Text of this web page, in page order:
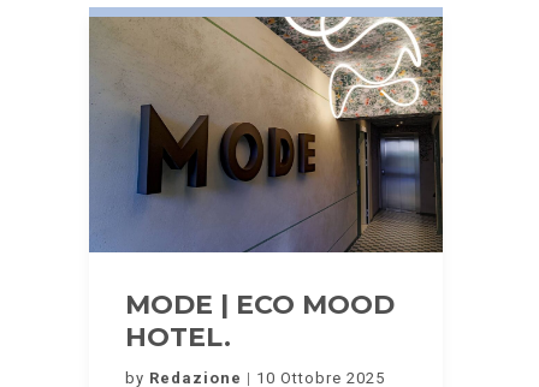
MODE | ECO MOOD
HOTEL.
by Redazione 10 Ottobre 2025